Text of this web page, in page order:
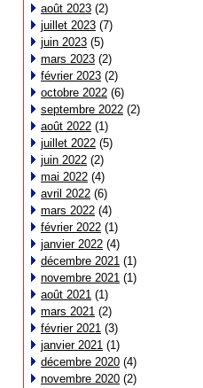
août 2023 (2)
juillet 2023 (7)
juin 2023 (5)
mars 2023 (2)
février 2023 (2)
octobre 2022 (6)
septembre 2022 (2)
août 2022 (1)
juillet 2022 (5)
juin 2022 (2)
mai 2022 (4)
avril 2022 (6)
mars 2022 (4)
février 2022 (1)
janvier 2022 (4)
décembre 2021 (1)
novembre 2021 (1)
août 2021 (1)
mars 2021 (2)
février 2021 (3)
janvier 2021 (1)
décembre 2020 (4)
novembre 2020 (2)